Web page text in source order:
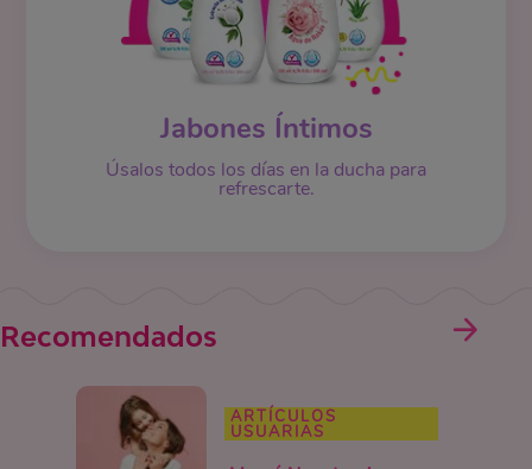
Jabones Íntimos
Úsalos todos los días en la ducha para
refrescarte.
Recomendados
ARTÍCULOS
USUARIAS